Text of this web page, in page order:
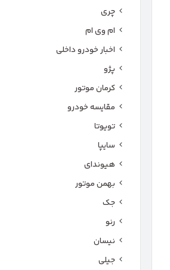
چری
ام وی ام
اخبار خودرو داخلی
پژو
کرمان موتور
مقایسه خودرو
تویوتا
سایپا
هیوندای
بهمن موتور
جک
رنو
نیسان
جیلی